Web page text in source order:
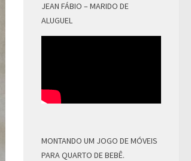
JEAN FÁBIO – MARIDO DE
ALUGUEL
MONTANDO UM JOGO DE MÓVEIS
PARA QUARTO DE BEBÊ.